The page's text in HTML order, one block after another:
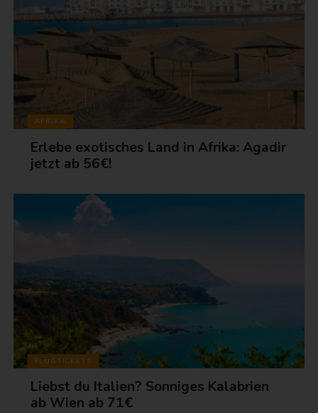
AFRIKA
Erlebe exotisches Land in Afrika: Agadir
jetzt ab 56€!
FLUGTICKETS
Liebst du Italien? Sonniges Kalabrien
ab Wien ab 71€